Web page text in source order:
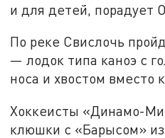
и для детей, порадует
По реке Свислочь
— лодок типа каноэ с
носа и хвостом вместо
Хоккеисты «Динамо-
клюшки с «Барысом»